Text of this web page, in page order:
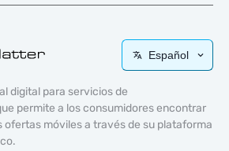
Español
digital para servicios de
permite a los consumidores encontrar
ofertas móviles a través de su plataforma